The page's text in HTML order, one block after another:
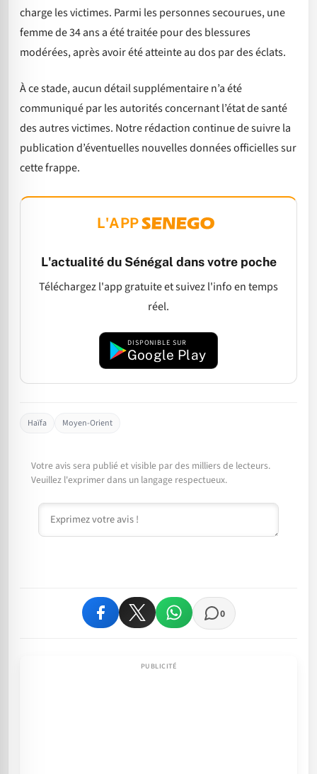
charge les victimes. Parmi les personnes secourues, une
femme de 34 ans a été traitée pour des blessures
modérées, après avoir été atteinte au dos par des éclats.
À ce stade, aucun détail supplémentaire n’a été
communiqué par les autorités concernant l’état de santé
des autres victimes. Notre rédaction continue de suivre la
publication d’éventuelles nouvelles données officielles sur
cette frappe.
L'APP
L'actualité du Sénégal dans votre poche
Téléchargez l'app gratuite et suivez l'info en temps
réel.
DISPONIBLE SUR
Google Play
Haïfa Moyen-Orient
Votre avis sera publié et visible par des milliers de lecteurs.
Veuillez l'exprimer dans un langage respectueux.
Commentaire
0